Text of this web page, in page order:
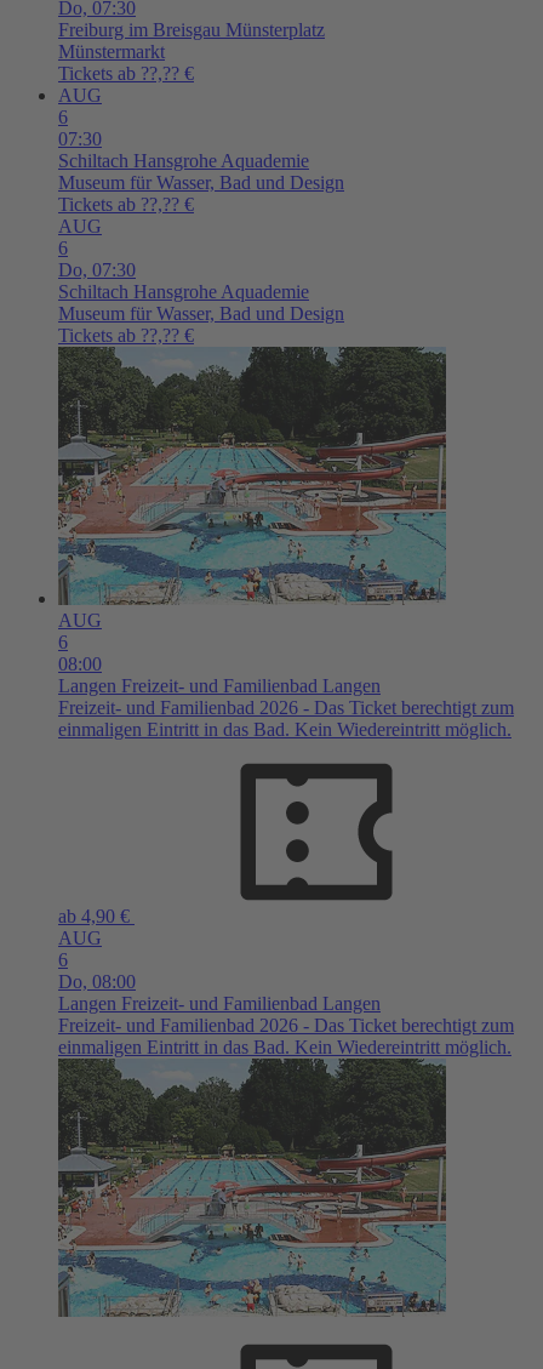
Do, 07:30
Freiburg im Breisgau Münsterplatz
Münstermarkt
Tickets ab ??,?? €
AUG
6
07:30
Schiltach Hansgrohe Aquademie
Museum für Wasser, Bad und Design
Tickets ab ??,?? €
AUG
6
Do, 07:30
Schiltach Hansgrohe Aquademie
Museum für Wasser, Bad und Design
Tickets ab ??,?? €
AUG
6
08:00
Langen Freizeit- und Familienbad Langen
Freizeit- und Familienbad 2026 - Das Ticket berechtigt zum
einmaligen Eintritt in das Bad. Kein Wiedereintritt möglich.
ab 4,90 €
AUG
6
Do, 08:00
Langen Freizeit- und Familienbad Langen
Freizeit- und Familienbad 2026 - Das Ticket berechtigt zum
einmaligen Eintritt in das Bad. Kein Wiedereintritt möglich.